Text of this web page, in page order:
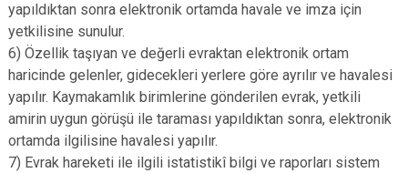
yapıldıktan sonra elektronik ortamda havale ve imza için
yetkilisine sunulur.
6) Özellik taşıyan ve değerli evraktan elektronik ortam
haricinde gelenler, gidecekleri yerlere göre ayrılır ve havalesi
yapılır. Kaymakamlık birimlerine gönderilen evrak, yetkili
amirin uygun görüşü ile taraması yapıldıktan sonra, elektronik
ortamda ilgilisine havalesi yapılır.
7) Evrak hareketi ile ilgili istatistikî bilgi ve raporları sistem